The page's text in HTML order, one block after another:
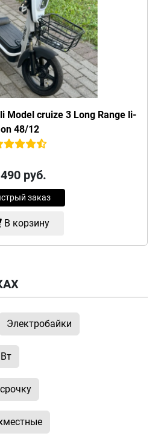
Model cruize 3 Long Range li-
on 48/12
руб.
заказ
В корзину
Электробайки